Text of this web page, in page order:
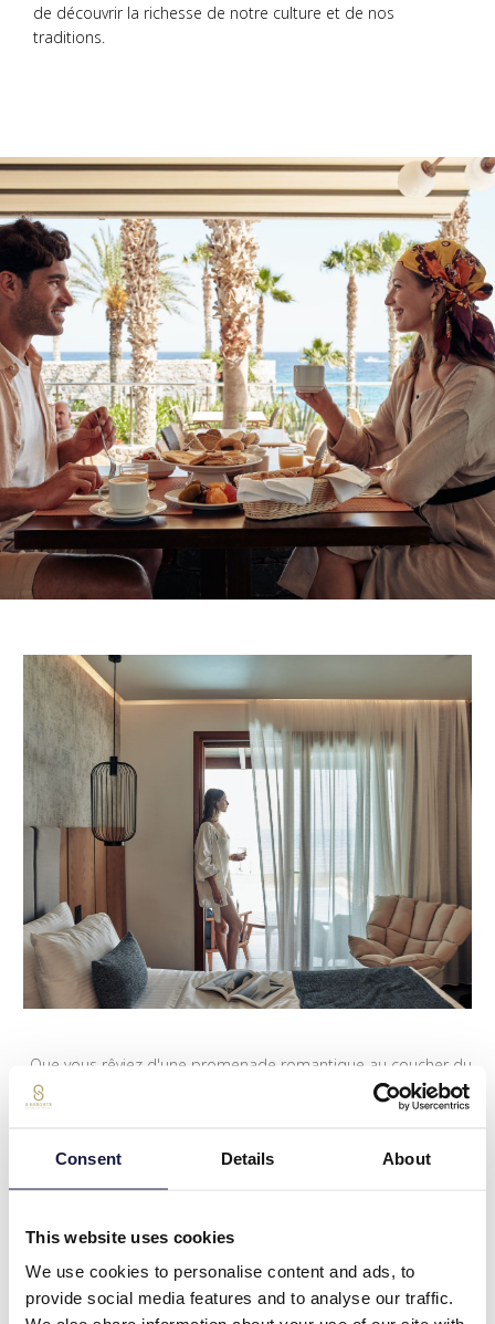
Consent Details About
This website uses cookies
We use cookies to personalise content and ads, to
provide social media features and to analyse our traffic.
de découvrir la richesse de notre culture et de nos
traditions.
Que vous rêviez d'une promenade romantique au coucher du
soleil et sentir le sable sous vos pieds ou de vous offrir un
festin méditerranéen préparé à partir des meilleurs produits
simplement vous détendre ou vous faire dorloter au Aura Spa,
la plage d’Ikaros fera de ce rêve une réalité. Dans un mariage
d'équipements exceptionnels, nous vous apportons le
authentique en choisissant entre nos formules Demi-Pension
ou Tout Inclus tout en bénéficiant des services de notre